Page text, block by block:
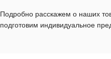
Подробно расскажем о наших
подготовим индивидуальное